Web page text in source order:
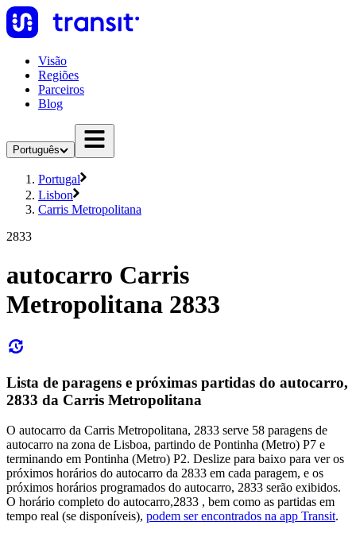
Visão
Regiões
Parceiros
Blog
Português
Portugal
Lisbon
Carris Metropolitana
2833
autocarro Carris
Metropolitana 2833
Lista de paragens e próximas partidas do autocarro,
2833 da Carris Metropolitana
O autocarro da Carris Metropolitana, 2833 serve 58 paragens de
autocarro na zona de Lisboa, partindo de Pontinha (Metro) P7 e
terminando em Pontinha (Metro) P2. Deslize para baixo para ver os
próximos horários do autocarro da 2833 em cada paragem, e os
próximos horários programados do autocarro, 2833 serão exibidos.
O horário completo do autocarro,2833 , bem como as partidas em
tempo real (se disponíveis), podem ser encontrados na app Transit.